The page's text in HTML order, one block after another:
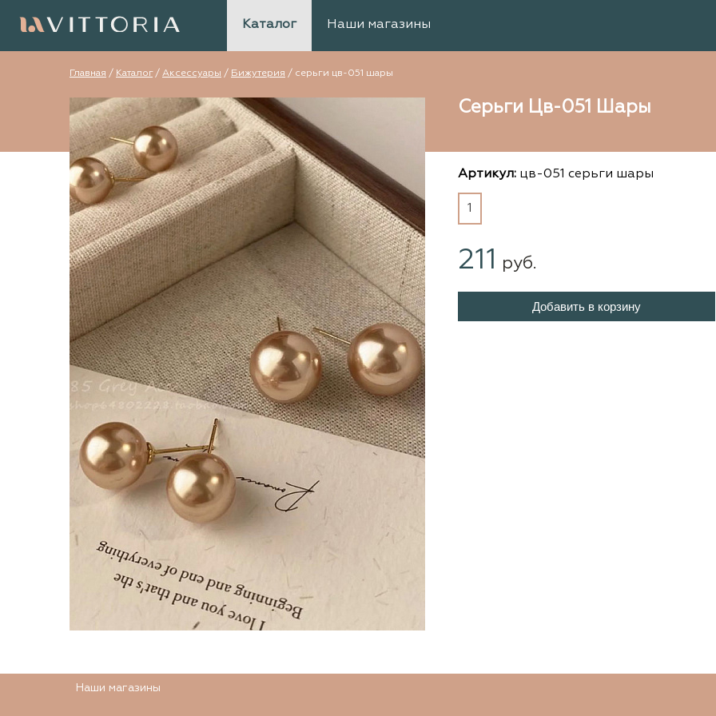
Каталог Наши магазины
Главная / Каталог/ Аксессуары / Бижутерия / серьги цв-051 шары
Серьги Цв-051 Шары
Артикул: цв-051 серьги шары
1
211 руб.
Добавить в корзину
Наши магазины